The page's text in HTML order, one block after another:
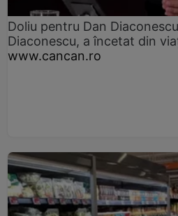
Doliu pentru Dan
Diaconescu, a încetat din
www.cancan.ro